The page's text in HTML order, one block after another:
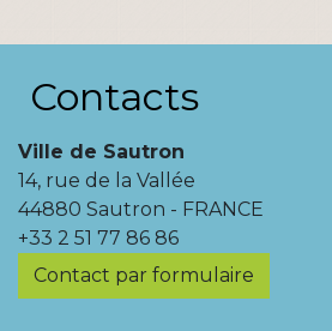
Contacts
Ville de Sautron
14, rue de la Vallée
44880 Sautron - FRANCE
+33 2 51 77 86 86
Contact par formulaire